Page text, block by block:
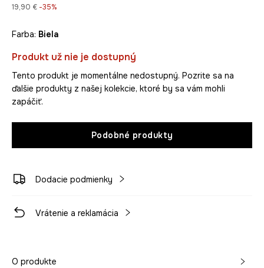
19,90 € -35%
Farba: biela
Produkt už nie je dostupný
Tento produkt je momentálne nedostupný. Pozrite sa na
ďalšie produkty z našej kolekcie, ktoré by sa vám mohli
zapáčiť.
Podobné produkty
Dodacie podmienky
Vrátenie a reklamácia
O produkte